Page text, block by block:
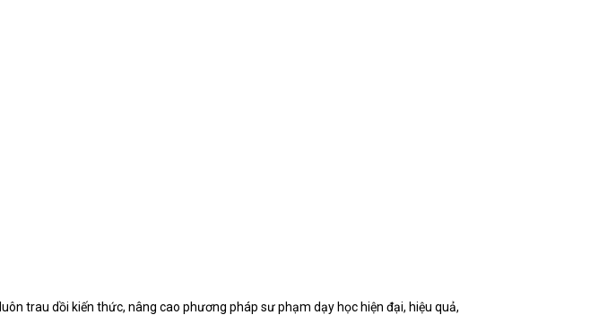
luôn trau dồi kiến thức, nâng cao phương pháp sư phạm dạy học hiện đại, hiệu quả,